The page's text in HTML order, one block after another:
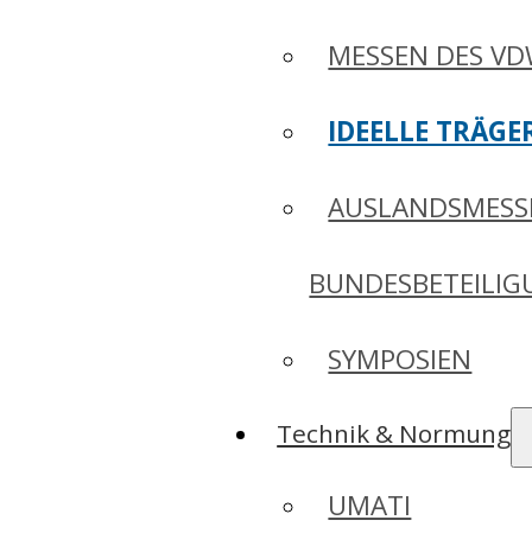
MESSEN DES
IDEELLE
SYMPOSIEN
Technik & Normung
UMATI